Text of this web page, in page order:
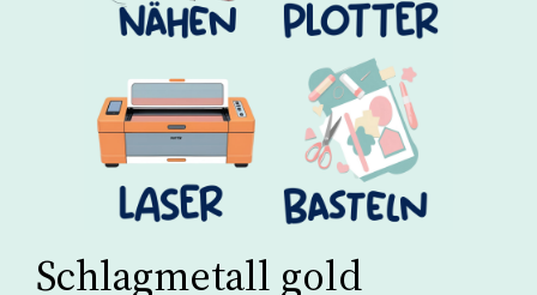
Schlagmetall gold